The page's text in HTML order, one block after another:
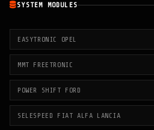
SYSTEM MODULES
EASYTRONIC OPEL
MMT FREETRONIC
POWER SHIFT FORD
SELESPEED FIAT ALFA LANCIA